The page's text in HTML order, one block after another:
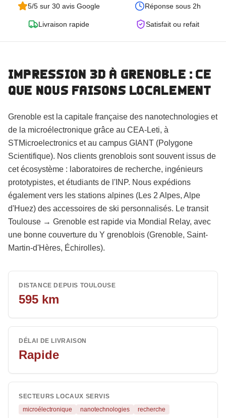
Commander
5/5 sur 30 avis Google Réponse sous 2h
Livraison rapide Satisfait ou refait
Impression 3D à Grenoble : ce
que nous faisons localement
Grenoble est la capitale française des nanotechnologies et
de la microélectronique grâce au CEA-Leti, à
STMicroelectronics et au campus GIANT (Polygone
Scientifique). Nos clients grenoblois sont souvent issus de
cet écosystème : laboratoires de recherche, ingénieurs
prototypistes, et étudiants de l'INP. Nous expédions
également vers les stations alpines (Les 2 Alpes, Alpe
d'Huez) des accessoires de ski personnalisés. Le transit
Toulouse → Grenoble est rapide via Mondial Relay, avec
une bonne couverture du Y grenoblois (Grenoble, Saint-
Martin-d'Hères, Échirolles).
DISTANCE DEPUIS TOULOUSE
595 km
DÉLAI DE LIVRAISON
Rapide
SECTEURS LOCAUX SERVIS
microélectronique
nanotechnologies recherche